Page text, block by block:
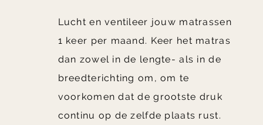
Lucht en ventileer jouw matrassen
1 keer per maand. Keer het matras
dan zowel in de lengte- als in de
breedterichting om, om te
voorkomen dat de grootste druk
continu op de zelfde plaats rust.